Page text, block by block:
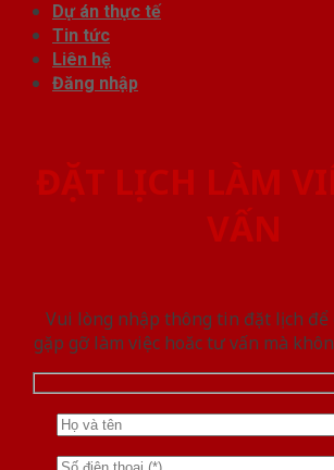
Dự án thực tế
Tin tức
Liên hệ
Đăng nhập
ĐẶT LỊCH LÀM
VẤN
Vui lòng nhập thông tin đặt lịch để
gặp gỡ làm việc hoăc tư vấn mà